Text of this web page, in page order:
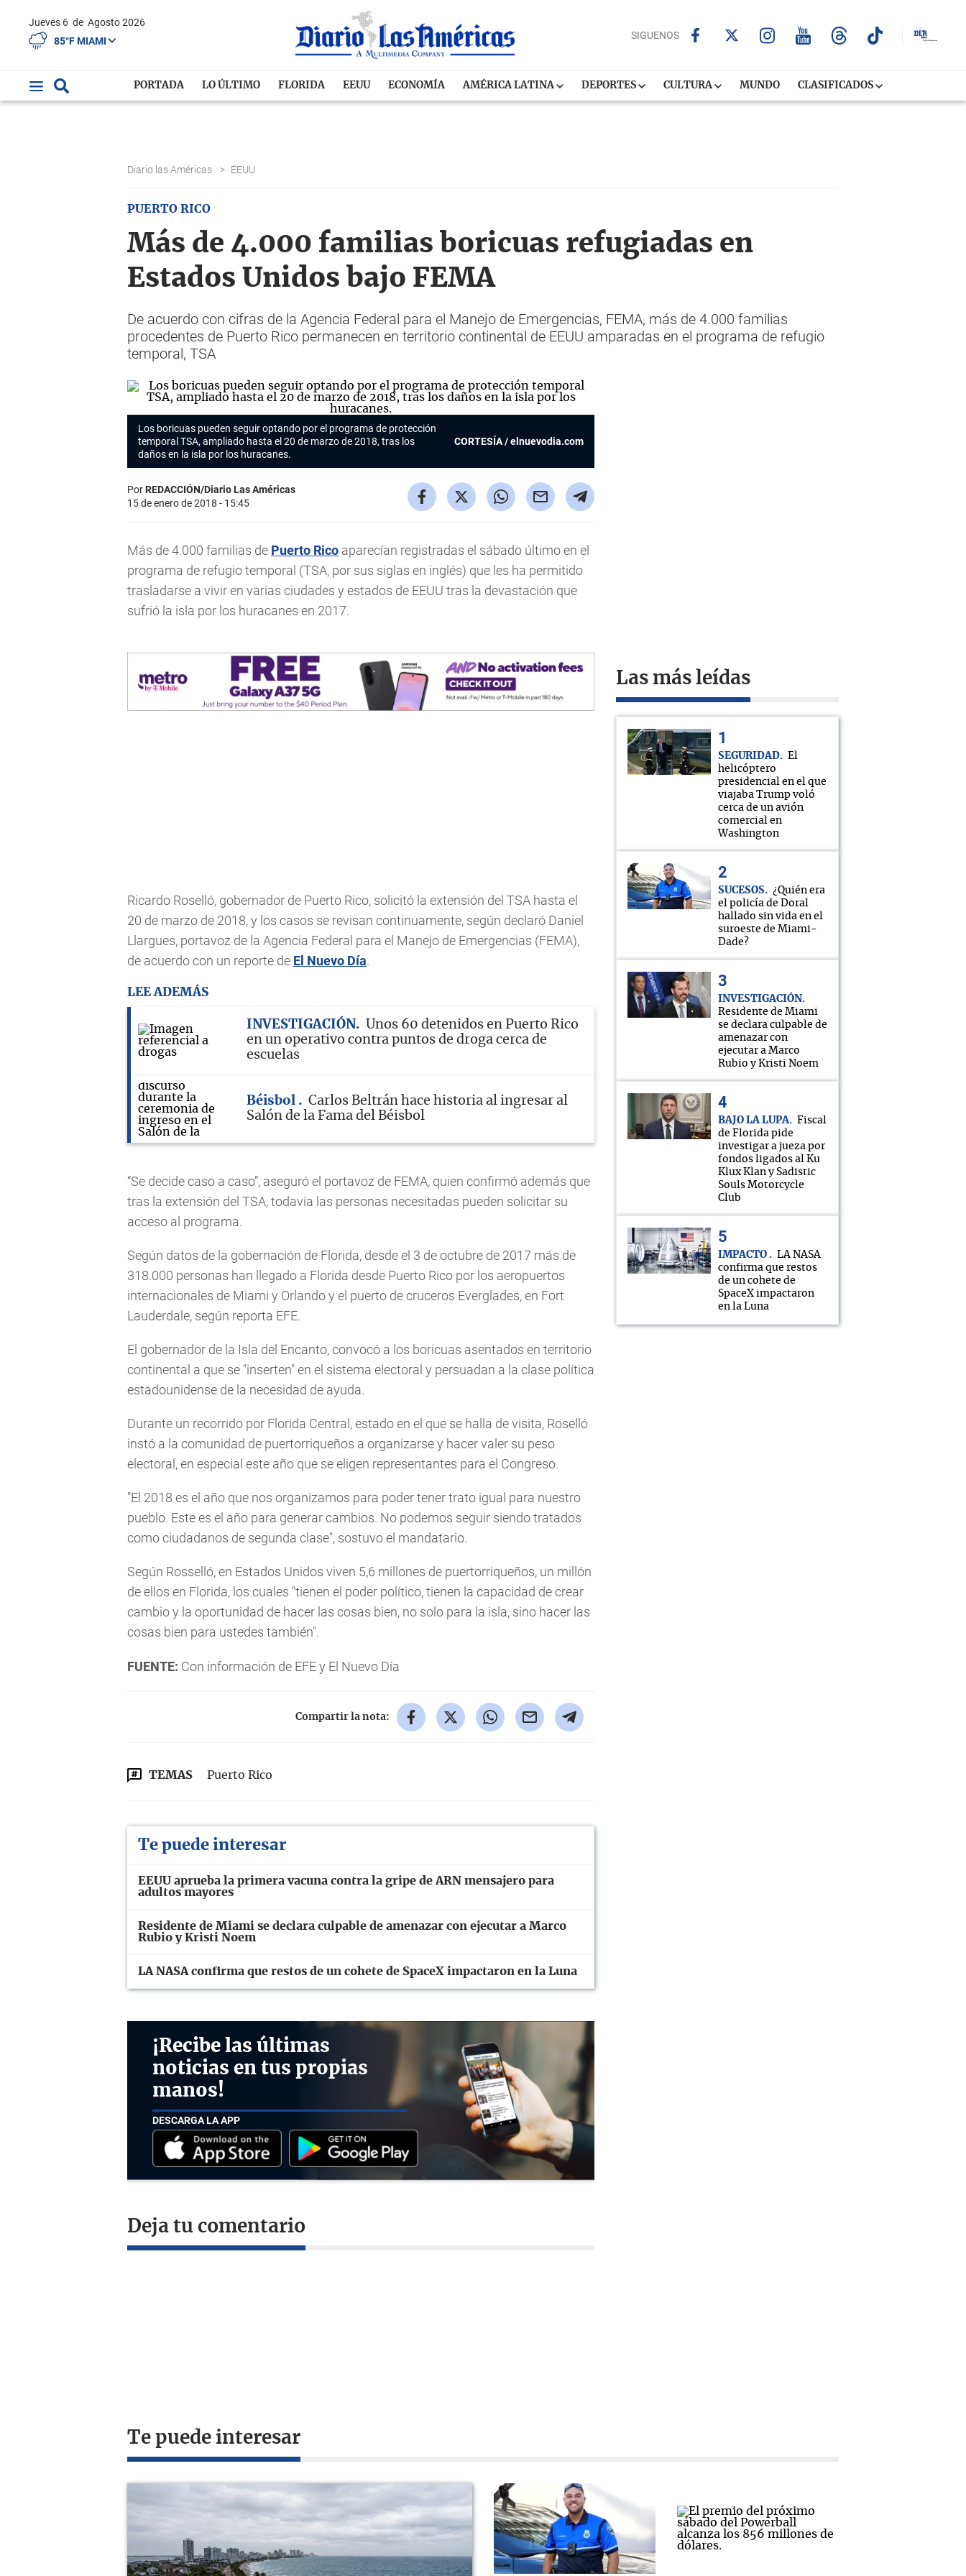
Jueves 6 de Agosto 2026
85°F MIAMI
SIGUENOS
PORTADA LO ÚLTIMO FLORIDA EEUU ECONOMÍA AMÉRICA LATINA DEPORTES CULTURA MUNDO CLASIFICADOS
Diario las Américas > EEUU
PUERTO RICO
Más de 4.000 familias boricuas refugiadas en
Estados Unidos bajo FEMA
De acuerdo con cifras de la Agencia Federal para el Manejo de Emergencias, FEMA, más de 4.000 familias
procedentes de Puerto Rico permanecen en territorio continental de EEUU amparadas en el programa de refugio
temporal, TSA
Los boricuas pueden seguir optando por el programa de protección
temporal TSA, ampliado hasta el 20 de marzo de 2018, tras los
daños en la isla por los huracanes.
CORTESÍA / elnuevodia.com
PorREDACCIÓN/Diario Las Américas
15 de enero de 2018 - 15:45
Más de 4.000 familias de Puerto Rico aparecían registradas el sábado último en el
programa de refugio temporal (TSA, por sus siglas en inglés) que les ha permitido
trasladarse a vivir en varias ciudades y estados de EEUU tras la devastación que
sufrió la isla por los huracanes en 2017.
Ricardo Roselló, gobernador de Puerto Rico, solicitó la extensión del TSA hasta el
20 de marzo de 2018, y los casos se revisan continuamente, según declaró Daniel
Llargues, portavoz de la Agencia Federal para el Manejo de Emergencias (FEMA),
de acuerdo con un reporte de El Nuevo Día.
LEE ADEMÁS
INVESTIGACIÓN
Unos 60 detenidos en Puerto Rico
en un operativo contra puntos de droga cerca de
escuelas
Béisbol
Carlos Beltrán hace historia al ingresar al
Salón de la Fama del Béisbol
“Se decide caso a caso”, aseguró el portavoz de FEMA, quien confirmó además que
tras la extensión del TSA, todavía las personas necesitadas pueden solicitar su
acceso al programa.
Según datos de la gobernación de Florida, desde el 3 de octubre de 2017 más de
318.000 personas han llegado a Florida desde Puerto Rico por los aeropuertos
internacionales de Miami y Orlando y el puerto de cruceros Everglades, en Fort
Lauderdale, según reporta EFE.
El gobernador de la Isla del Encanto, convocó a los boricuas asentados en territorio
continental a que se "inserten" en el sistema electoral y persuadan a la clase política
estadounidense de la necesidad de ayuda.
Durante un recorrido por Florida Central, estado en el que se halla de visita, Roselló
instó a la comunidad de puertorriqueños a organizarse y hacer valer su peso
electoral, en especial este año que se eligen representantes para el Congreso.
"El 2018 es el año que nos organizamos para poder tener trato igual para nuestro
pueblo. Este es el año para generar cambios. No podemos seguir siendo tratados
como ciudadanos de segunda clase", sostuvo el mandatario.
Según Rosselló, en Estados Unidos viven 5,6 millones de puertorriqueños, un millón
de ellos en Florida, los cuales "tienen el poder político, tienen la capacidad de crear
cambio y la oportunidad de hacer las cosas bien, no solo para la isla, sino hacer las
cosas bien para ustedes también".
FUENTE: Con información de EFE y El Nuevo Día
Compartir la nota:
TEMAS Puerto Rico
Te puede interesar
EEUU aprueba la primera vacuna contra la gripe de ARN mensajero para
adultos mayores
Residente de Miami se declara culpable de amenazar con ejecutar a Marco
Rubio y Kristi Noem
LA NASA confirma que restos de un cohete de SpaceX impactaron en la Luna
¡Recibe las últimas
noticias en tus propias
manos!
DESCARGA LA APP
Deja tu comentario
Las más leídas
SEGURIDAD
El
helicóptero
presidencial en el que
viajaba Trump voló
cerca de un avión
comercial en
Washington
SUCESOS
¿Quién era
el policía de Doral
hallado sin vida en el
suroeste de Miami-
Dade?
INVESTIGACIÓN
Residente de Miami
se declara culpable de
amenazar con
ejecutar a Marco
Rubio y Kristi Noem
BAJO LA LUPA
Fiscal
de Florida pide
investigar a jueza por
fondos ligados al Ku
Klux Klan y Sadistic
Souls Motorcycle
Club
IMPACTO
LA NASA
confirma que restos
de un cohete de
SpaceX impactaron
en la Luna
Te puede interesar